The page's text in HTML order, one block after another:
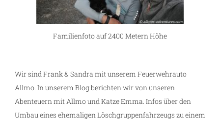
Familienfoto auf 2400 Metern Höhe
Wir sind Frank & Sandra mit unserem Feuerwehrauto
Allmo. In unserem Blog berichten wir von unseren
Abenteuern mit Allmo und Katze Emma. Infos über den
Umbau eines ehemaligen Löschgruppenfahrzeugs zu einem